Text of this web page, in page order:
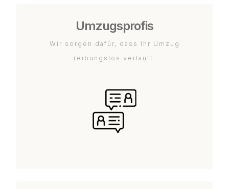
Umzugsprofis
Wir sorgen dafür, dass Ihr Umzug
reibungslos verläuft.